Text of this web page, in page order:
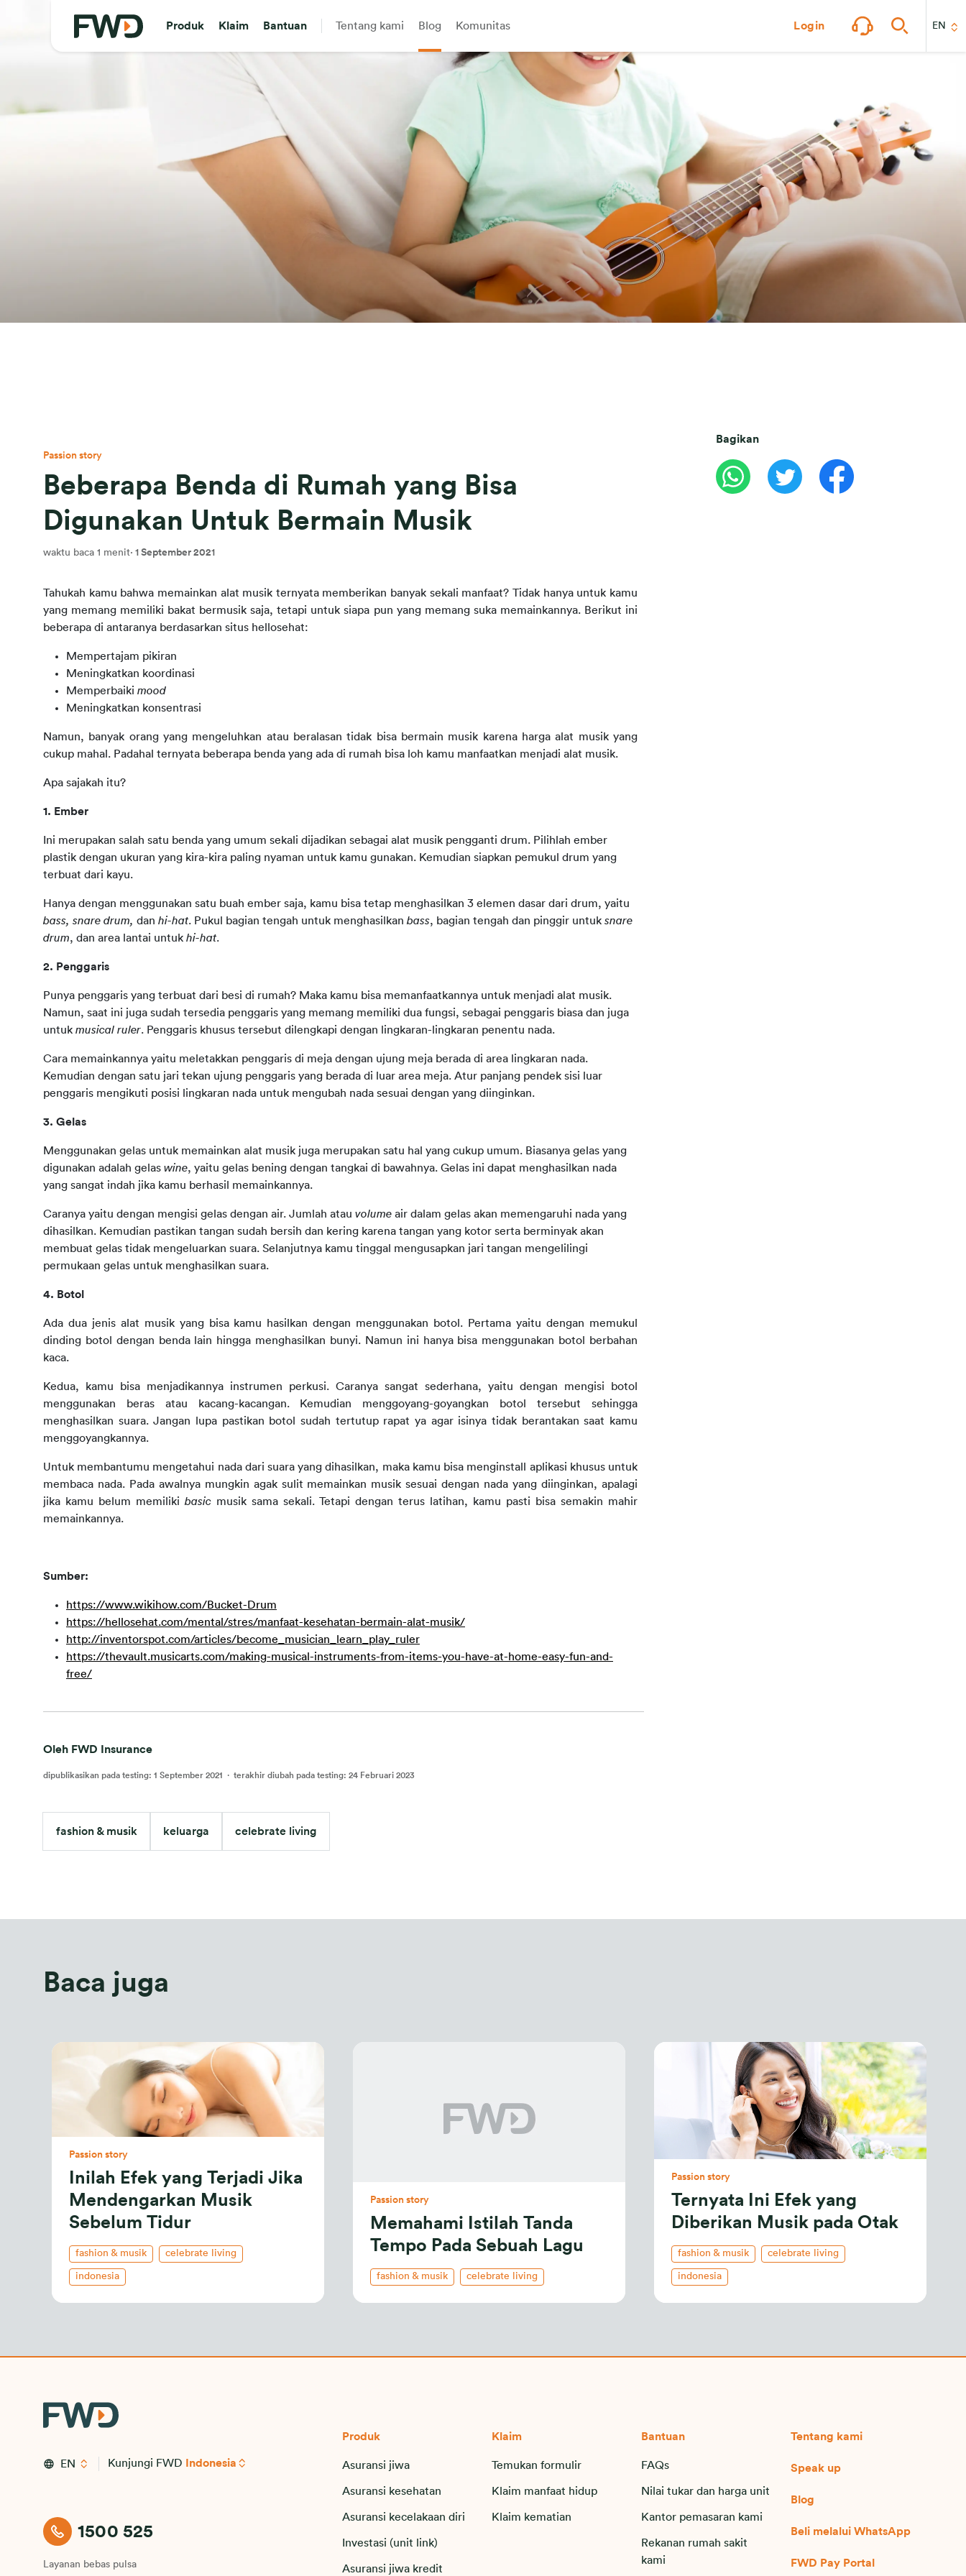
Produk Klaim Bantuan Tentang kami Blog Komunitas Login EN
Passion story
Beberapa Benda di Rumah yang Bisa
Digunakan Untuk Bermain Musik
waktu baca 1 menit· 1 September 2021
Tahukah kamu bahwa memainkan alat musik ternyata memberikan banyak sekali manfaat? Tidak hanya untuk kamu
yang memang memiliki bakat bermusik saja, tetapi untuk siapa pun yang memang suka memainkannya. Berikut ini
beberapa di antaranya berdasarkan situs hellosehat:
Mempertajam pikiran
Meningkatkan koordinasi
Memperbaiki mood
Meningkatkan konsentrasi
Namun, banyak orang yang mengeluhkan atau beralasan tidak bisa bermain musik karena harga alat musik yang
cukup mahal. Padahal ternyata beberapa benda yang ada di rumah bisa loh kamu manfaatkan menjadi alat musik.
Apa sajakah itu?
1. Ember
Ini merupakan salah satu benda yang umum sekali dijadikan sebagai alat musik pengganti drum. Pilihlah ember
plastik dengan ukuran yang kira-kira paling nyaman untuk kamu gunakan. Kemudian siapkan pemukul drum yang
terbuat dari kayu.
bass, snare drum, dan hi-hat. Pukul bagian tengah untuk menghasilkan bass, bagian tengah dan pinggir untuk snare
drum, dan area lantai untuk hi-hat.
2. Penggaris
Punya penggaris yang terbuat dari besi di rumah? Maka kamu bisa memanfaatkannya untuk menjadi alat musik.
Namun, saat ini juga sudah tersedia penggaris yang memang memiliki dua fungsi, sebagai penggaris biasa dan juga
untuk musical ruler. Penggaris khusus tersebut dilengkapi dengan lingkaran-lingkaran penentu nada.
Cara memainkannya yaitu meletakkan penggaris di meja dengan ujung meja berada di area lingkaran nada.
Kemudian dengan satu jari tekan ujung penggaris yang berada di luar area meja. Atur panjang pendek sisi luar
penggaris mengikuti posisi lingkaran nada untuk mengubah nada sesuai dengan yang diinginkan.
3. Gelas
Menggunakan gelas untuk memainkan alat musik juga merupakan satu hal yang cukup umum. Biasanya gelas yang
digunakan adalah gelas wine, yaitu gelas bening dengan tangkai di bawahnya. Gelas ini dapat menghasilkan nada
yang sangat indah jika kamu berhasil memainkannya.
Caranya yaitu dengan mengisi gelas dengan air. Jumlah atau volume air dalam gelas akan memengaruhi nada yang
dihasilkan. Kemudian pastikan tangan sudah bersih dan kering karena tangan yang kotor serta berminyak akan
membuat gelas tidak mengeluarkan suara. Selanjutnya kamu tinggal mengusapkan jari tangan mengelilingi
permukaan gelas untuk menghasilkan suara.
4. Botol
Ada dua jenis alat musik yang bisa kamu hasilkan dengan menggunakan botol. Pertama yaitu dengan memukul
dinding botol dengan benda lain hingga menghasilkan bunyi. Namun ini hanya bisa menggunakan botol berbahan
kaca.
Kedua, kamu bisa menjadikannya instrumen perkusi. Caranya sangat sederhana, yaitu dengan mengisi botol
menggunakan beras atau kacang-kacangan. Kemudian menggoyang-goyangkan botol tersebut sehingga
menghasilkan suara. Jangan lupa pastikan botol sudah tertutup rapat ya agar isinya tidak berantakan saat kamu
menggoyangkannya.
Untuk membantumu mengetahui nada dari suara yang dihasilkan, maka kamu bisa menginstall aplikasi khusus untuk
membaca nada. Pada awalnya mungkin agak sulit memainkan musik sesuai dengan nada yang diinginkan, apalagi
jika kamu belum memiliki basic musik sama sekali. Tetapi dengan terus latihan, kamu pasti bisa semakin mahir
memainkannya.
Sumber:
https://www.wikihow.com/Bucket-Drum
https://hellosehat.com/mental/stres/manfaat-kesehatan-bermain-alat-musik/
http://inventorspot.com/articles/become_musician_learn_play_ruler
https://thevault.musicarts.com/making-musical-instruments-from-items-you-have-at-home-easy-fun-and-
free/
Oleh FWD Insurance
dipublikasikan pada testing: 1 September 2021 · terakhir diubah pada testing: 24 Februari 2023
fashion & musik keluarga celebrate living
Bagikan
Baca juga
Passion story
Inilah Efek yang Terjadi Jika
Mendengarkan Musik
Sebelum Tidur
fashion & musik celebrate living
indonesia
Passion story
Memahami Istilah Tanda
Tempo Pada Sebuah Lagu
fashion & musik celebrate living
Passion story
Ternyata Ini Efek yang
Diberikan Musik pada Otak
fashion & musik celebrate living
indonesia
EN Kunjungi FWD Indonesia
1500 525
Layanan bebas pulsa
Produk
Asuransi jiwa
Asuransi kesehatan
Asuransi kecelakaan diri
Investasi (unit link)
Asuransi jiwa kredit
Klaim
Temukan formulir
Klaim manfaat hidup
Klaim kematian
Bantuan
FAQs
Nilai tukar dan harga unit
Kantor pemasaran kami
Rekanan rumah sakit
kami
Tentang kami
Speak up
Blog
Beli melalui WhatsApp
FWD Pay Portal